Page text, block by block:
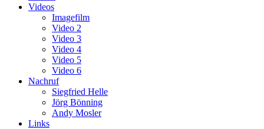
Videos
Imagefilm
Video 2
Video 3
Video 4
Video 5
Video 6
Nachruf
Siegfried Helle
Jörg Bönning
Andy Mosler
Links